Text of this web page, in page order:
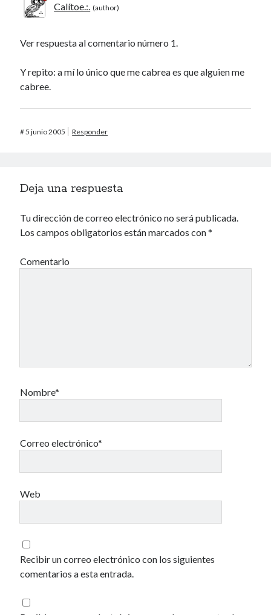
Calítoe.:.
Ver respuesta al comentario número 1.
Y repito: a mí lo único que me cabrea es que alguien me
cabree.
#5 junio 2005 Responder
Deja una respuesta
Tu dirección de correo electrónico no será publicada.
Los campos obligatorios están marcados con*
Comentario
Nombre*
Correo electrónico*
Web
Recibir un correo electrónico con los siguientes
comentarios a esta entrada.